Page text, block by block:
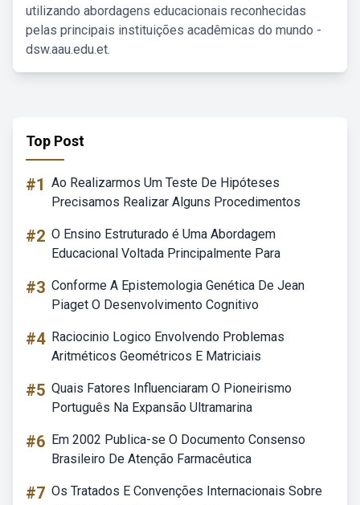
utilizando abordagens educacionais reconhecidas
pelas principais instituições acadêmicas do mundo -
dsw.aau.edu.et.
Top Post
#1 Ao Realizarmos Um Teste De Hipóteses
Precisamos Realizar Alguns Procedimentos
#2 O Ensino Estruturado é Uma Abordagem
Educacional Voltada Principalmente Para
#3 Conforme A Epistemologia Genética De Jean
Piaget O Desenvolvimento Cognitivo
#4 Raciocinio Logico Envolvendo Problemas
Aritméticos Geométricos E Matriciais
#5 Quais Fatores Influenciaram O Pioneirismo
Português Na Expansão Ultramarina
#6 Em 2002 Publica-se O Documento Consenso
Brasileiro De Atenção Farmacêutica
#7 Os Tratados E Convenções Internacionais Sobre